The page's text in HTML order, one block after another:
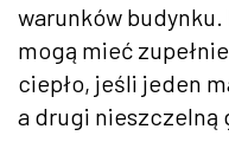
warunków
mogą mieć
ciepło, jeśli jeden
a drugi nieszczelną